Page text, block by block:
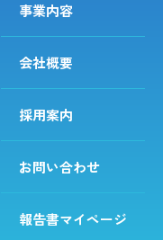
事業内容
会社概要
採用案内
お問い合わせ
報告書マイページ
果
止法」